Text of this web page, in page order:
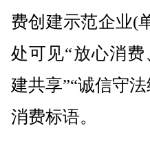
费创建示范企业(
处可见“放心消
建共享”“诚信守
消费标语。